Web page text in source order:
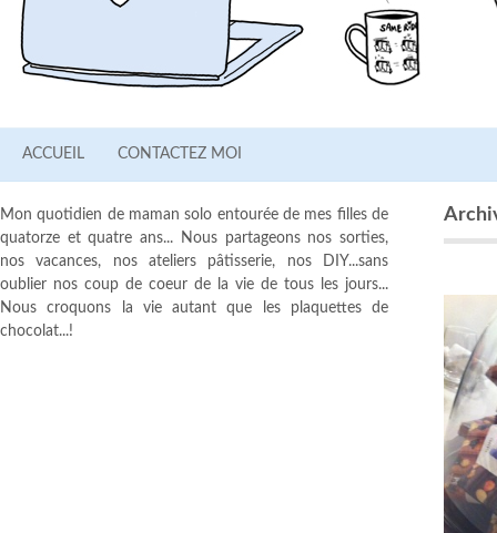
ACCUEIL CONTACTEZ MOI
Mon quotidien de maman solo entourée de mes filles de
quatorze et quatre ans... Nous partageons nos sorties,
nos vacances, nos ateliers pâtisserie, nos DIY...sans
oublier nos coup de coeur de la vie de tous les jours...
Nous croquons la vie autant que les plaquettes de
chocolat...!